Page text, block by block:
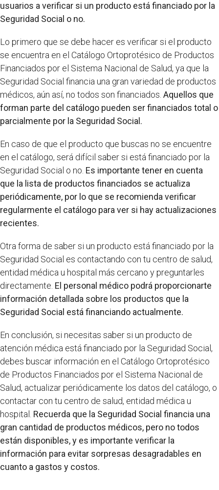
usuarios a verificar si un producto está financiado por la
Seguridad Social o no.
Lo primero que se debe hacer es verificar si el producto
se encuentra en el Catálogo Ortoprotésico de Productos
Financiados por el Sistema Nacional de Salud, ya que la
Seguridad Social financia una gran variedad de productos
médicos, aún así, no todos son financiados. Aquellos que
forman parte del catálogo pueden ser financiados total o
parcialmente por la Seguridad Social.
En caso de que el producto que buscas no se encuentre
en el catálogo, será difícil saber si está financiado por la
Seguridad Social o no. Es importante tener en cuenta
que la lista de productos financiados se actualiza
periódicamente, por lo que se recomienda verificar
regularmente el catálogo para ver si hay actualizaciones
recientes.
Otra forma de saber si un producto está financiado por la
Seguridad Social es contactando con tu centro de salud,
entidad médica u hospital más cercano y preguntarles
directamente. El personal médico podrá proporcionarte
información detallada sobre los productos que la
Seguridad Social está financiando actualmente.
En conclusión, si necesitas saber si un producto de
atención médica está financiado por la Seguridad Social,
debes buscar información en el Catálogo Ortoprotésico
de Productos Financiados por el Sistema Nacional de
Salud, actualizar periódicamente los datos del catálogo, o
contactar con tu centro de salud, entidad médica u
hospital. Recuerda que la Seguridad Social financia una
gran cantidad de productos médicos, pero no todos
están disponibles, y es importante verificar la
información para evitar sorpresas desagradables en
cuanto a gastos y costos.